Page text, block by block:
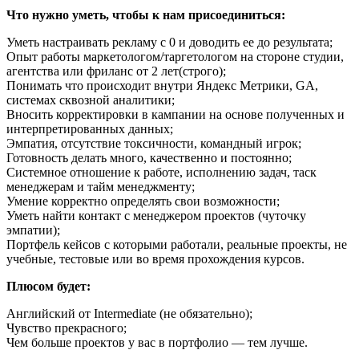
Что нужно уметь, чтобы к нам присоединиться:
Уметь настраивать рекламу с 0 и доводить ее до результата;
Опыт работы маркетологом/таргетологом на стороне студии,
агентства или фриланс от 2 лет(строго);
Понимать что происходит внутри Яндекс Метрики, GA,
системах сквозной аналитики;
Вносить корректировки в кампании на основе полученных и
интерпретированных данных;
Эмпатия, отсутствие токсичности, командный игрок;
Готовность делать много, качественно и постоянно;
Системное отношение к работе, исполнению задач, таск
менеджерам и тайм менеджменту;
Умение корректно определять свои возможности;
Уметь найти контакт с менеджером проектов (чуточку
эмпатии);
Портфель кейсов с которыми работали, реальные проекты, не
учебные, тестовые или во время прохождения курсов.
Плюсом будет:
Английский от Intermediate (не обязательно);
Чувство прекрасного;
Чем больше проектов у вас в портфолио — тем лучше.